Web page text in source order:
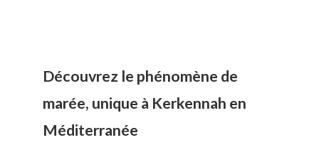
Découvrez le phénomène de
marée, unique à Kerkennah en
Méditerranée